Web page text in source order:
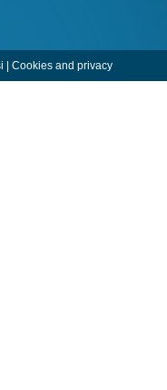
| Cookies and privacy